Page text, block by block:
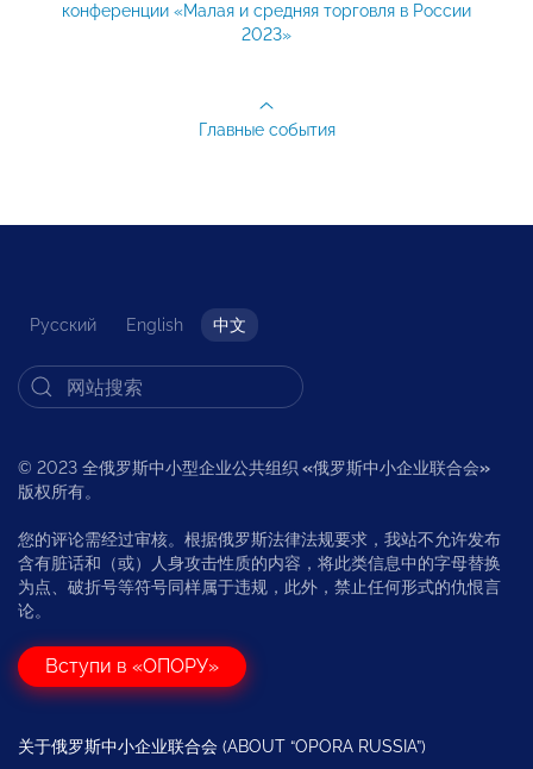
конференции «Малая и средняя торговля в России
2023»
Главные события
Русский English 中文
© 2023 全俄罗斯中小型企业公共组织 «俄罗斯中小企业联合会»
版权所有。
您的评论需经过审核。根据俄罗斯法律法规要求，我站不允许发布
含有脏话和（或）人身攻击性质的内容，将此类信息中的字母替换
为点、破折号等符号同样属于违规，此外，禁止任何形式的仇恨言
论。
Вступи в «ОПОРУ»
关于俄罗斯中小企业联合会 (ABOUT “OPORA RUSSIA”)